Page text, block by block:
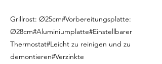
Grillrost: Ø25cm#Vorbereitungsplatte:
Ø28cm#Aluminiumplatte#Einstellbarer
Thermostat#Leicht zu reinigen und zu
demontieren#Verzinkte